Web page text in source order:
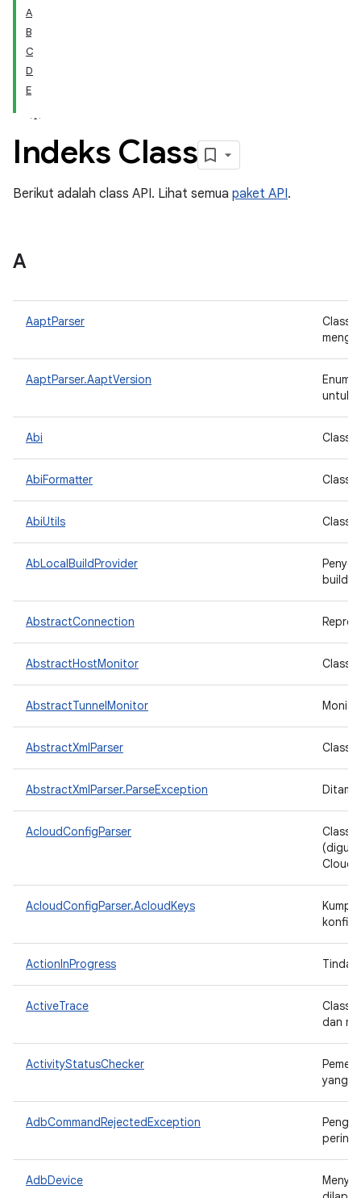
A
B
C
D
E
Indeks Class
Berikut adalah class API. Lihat semua paket API.
A
AaptParser
Class
AaptParser.AaptVersion
Enum
untuk
Abi Class
AbiFormatter Class
AbiUtils Class
AbLocalBuildProvider
build
AbstractConnection
AbstractHostMonitor Class
AbstractTunnelMonitor
AbstractXmlParser Class
AbstractXmlParser.ParseException
AcloudConfigParser
Class
AcloudConfigParser.AcloudKeys
ActionInProgress
ActiveTrace
Class
dan
ActivityStatusChecker
yang
AdbCommandRejectedException
AdbDevice